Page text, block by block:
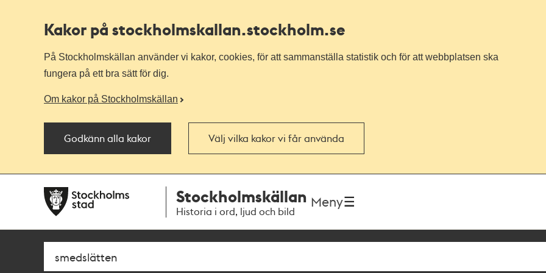
Kakor på stockholmskallan.stockholm.se
På Stockholmskällan använder vi kakor, cookies, för att sammanställa statistik och för att webbplatsen ska
fungera på ett bra sätt för dig.
Om kakor på Stockholmskällan
Godkänn alla kakor Välj vilka kakor vi får använda
navigationen
huvudinnehållet
Stockholmskällan
Historia i ord, ljud och bild
Meny
Sök